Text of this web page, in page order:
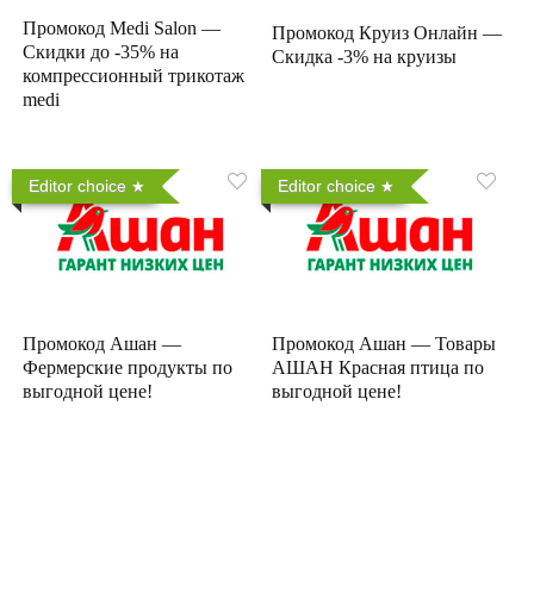
Промокод Medi Salon —
Скидки до -35% на
компрессионный трикотаж
medi
Промокод Круиз Онлайн —
Скидка -3% на круизы
Editor choice
Промокод Ашан —
Фермерские продукты по
выгодной цене!
Editor choice
Промокод Ашан — Товары
АШАН Красная птица по
выгодной цене!